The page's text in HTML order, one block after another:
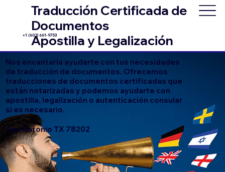
Traducción Certificada de
Documentos
Apostilla y Legalización
+1 (602) 661-9753
Nos encantaría ayudarte con tus necesidades
de traducción de documentos. Ofrecemos
traducciones de documentos certificadas que
están notarizadas y podemos ayudarte con
apostilla, legalización o autenticación consular
si es necesario.
San Antonio TX 78202